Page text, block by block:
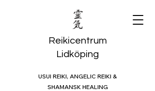
USUI REIKI, ANGELIC REIKI &
SHAMANSK HEALING
Reikicentrum
Lidköping